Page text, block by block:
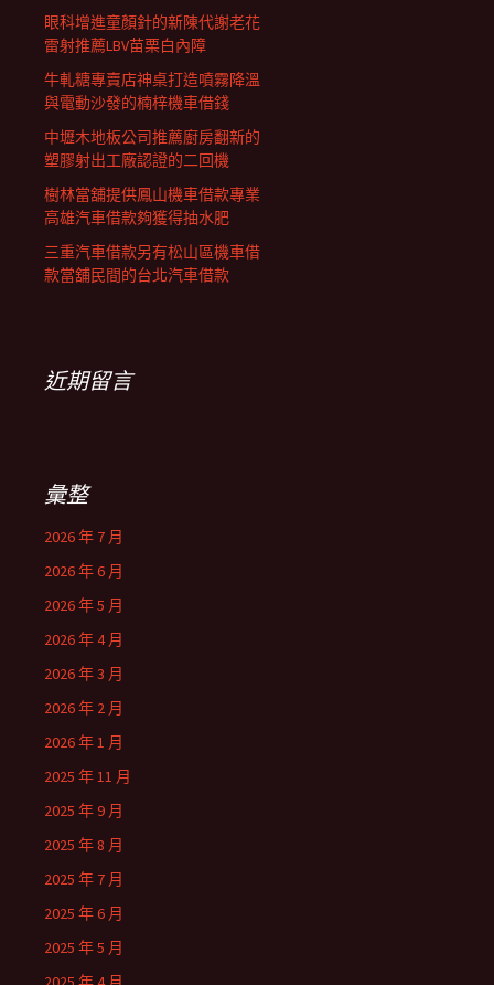
眼科增進童顏針的新陳代謝老花
雷射推薦LBV苗栗白內障
牛軋糖專賣店神桌打造噴霧降溫
與電動沙發的楠梓機車借錢
中壢木地板公司推薦廚房翻新的
塑膠射出工廠認證的二回機
樹林當舖提供鳳山機車借款專業
高雄汽車借款夠獲得抽水肥
三重汽車借款另有松山區機車借
款當舖民間的台北汽車借款
近期留言
彙整
2026 年 7 月
2026 年 6 月
2026 年 5 月
2026 年 4 月
2026 年 3 月
2026 年 2 月
2026 年 1 月
2025 年 11 月
2025 年 9 月
2025 年 8 月
2025 年 7 月
2025 年 6 月
2025 年 5 月